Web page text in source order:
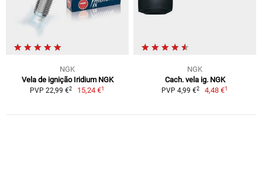
NGK
Vela de ignição Iridium NGK
PVP 22,99 €2 15,24 €1
NGK
Cach. vela ig. NGK
PVP 4,99 €2 4,48 €1